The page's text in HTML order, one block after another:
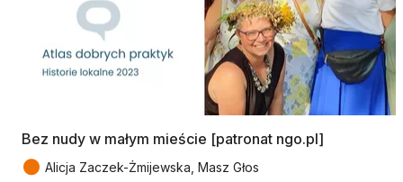
Bez nudy w małym mieście [patronat ngo.pl]
● Alicja Zaczek-Żmijewska, Masz Głos